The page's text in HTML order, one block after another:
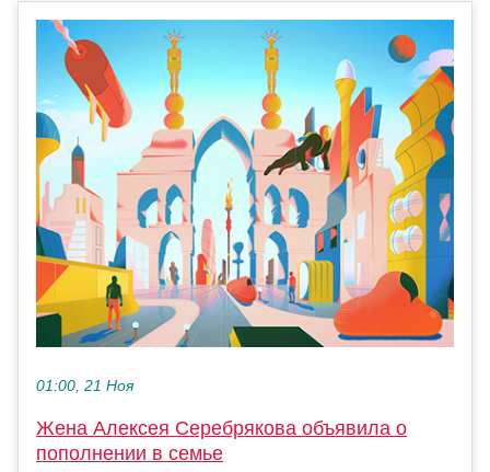
01:00, 21 Ноя
Жена Алексея Серебрякова объявила о
пополнении в семье